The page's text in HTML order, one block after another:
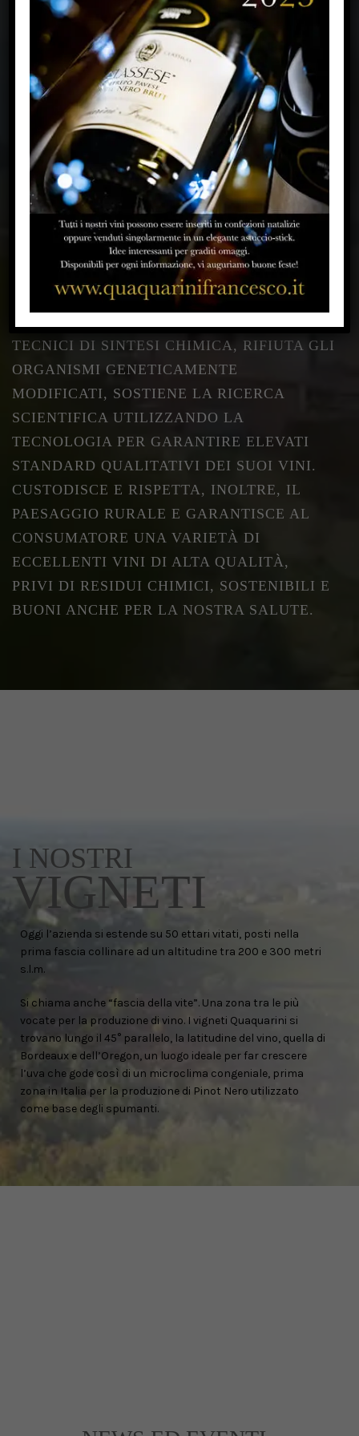
L’AZIENDA AGRICOLA QUAQUARINI
FRANCESCO HA OTTENUTO IL
CERTIFICATO DI AGRICOLTURA
BIOLOGICA DALL’ENTE CERTIFICATORE
BIOS. UNA SCELTA ETICA E
CONSAPEVOLE: SCEGLIERE IL BIOLOGICO
SIGNIFICA ABBRACCIARE E FAVORIRE
UNO STILE DI VITA SOSTENIBILE, PER SÉ
E PER GLI ALTRI, NELL’OTTICA DI UN
FUTURO MIGLIORE PER TUTTI. USA
FERTILIZZANTI ORGANICI DI ORIGINE
VEGETALE E/O ANIMALE, SOSTIENE LA
TECNICI DI SINTESI CHIMICA, RIFIUTA GLI
ORGANISMI GENETICAMENTE
MODIFICATI, SOSTIENE LA RICERCA
SCIENTIFICA UTILIZZANDO LA
TECNOLOGIA PER GARANTIRE ELEVATI
STANDARD QUALITATIVI DEI SUOI VINI.
CUSTODISCE E RISPETTA, INOLTRE, IL
PAESAGGIO RURALE E GARANTISCE AL
CONSUMATORE UNA VARIETÀ DI
ECCELLENTI VINI DI ALTA QUALITÀ,
PRIVI DI RESIDUI CHIMICI, SOSTENIBILI E
BUONI ANCHE PER LA NOSTRA SALUTE.
I NOSTRI
VIGNETI
Oggi l’azienda si estende su 50 ettari vitati, posti nella
prima fascia collinare ad un altitudine tra 200 e 300 metri
s.l.m.
Si chiama anche “fascia della vite”. Una zona tra le più
vocate per la produzione di vino. I vigneti Quaquarini si
trovano lungo il 45° parallelo, la latitudine del vino, quella di
Bordeaux e dell’Oregon, un luogo ideale per far crescere
l’uva che gode così di un microclima congeniale, prima
zona in Italia per la produzione di Pinot Nero utilizzato
come base degli spumanti.